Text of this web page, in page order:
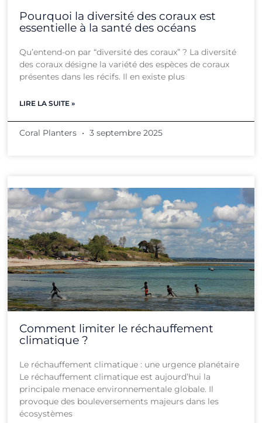
Pourquoi la diversité des coraux est
essentielle à la santé des océans
Qu’entend-on par “diversité des coraux” ? La diversité
des coraux désigne la variété des espèces de coraux
présentes dans les récifs. Il en existe plus
LIRE LA SUITE »
Coral Planters 3 septembre 2025
Comment limiter le réchauffement
climatique ?
Le réchauffement climatique : une urgence planétaire
Le réchauffement climatique est aujourd’hui la
principale menace environnementale globale. Il
provoque des bouleversements majeurs dans les
écosystèmes